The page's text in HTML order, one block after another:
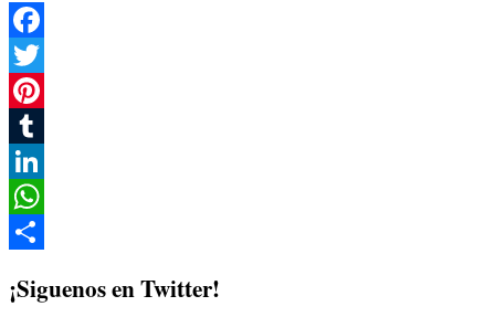
Facebook
Twitter
Pinterest
Tumblr
LinkedIn
WhatsApp
¡Siguenos en Twitter!